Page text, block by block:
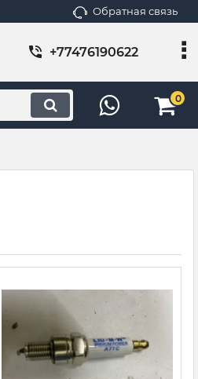
Обратная связь
+77476190622
0